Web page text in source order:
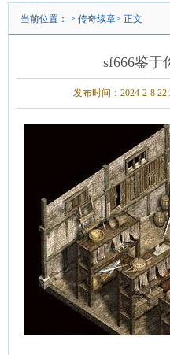
当前位置： > 传奇续章> 正文
sf666鉴于
发布时间：2024-2-8